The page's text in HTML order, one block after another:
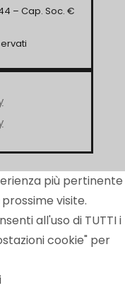
– Cap. Soc. €
più pertinente
visite.
all'uso di TUTTI i
cookie" per